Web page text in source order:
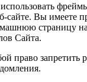
сайте. Вы имеете
страницу
Сайта.
право запретить